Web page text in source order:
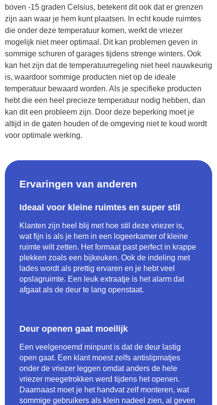
boven -15 graden Celsius, betekent dit ook dat er grenzen
zijn aan waar je hem kunt plaatsen. In echt koude ruimtes
die onder deze temperatuur komen, werkt de vriezer
mogelijk niet meer optimaal. Dit kan problemen geven in
sommige schuren of garages tijdens strenge winters. Ook
kan het zijn dat de temperatuurregeling niet heel nauwkeurig
is, waardoor sommige producten niet op de ideale
temperatuur bewaard worden. Als je specifieke producten
hebt die een heel precieze temperatuur nodig hebben, dan
kan dit een probleem zijn. Door deze beperking moet je
altijd in de gaten houden of de omgeving niet te koud wordt
voor optimale werking.
Ervaringen van anderen
Ideaal voor kleine ruimtes en super stil
Klanten zijn heel blij met hoe stil deze vriezer is,
wat fijn is als je hem in een logeerkamer of kleine
ruimte wilt zetten. Het formaat past perfect in krappe
plekken zoals een bijkeuken. Ook de indeling met
lades wordt als prettig ervaren en je hebt veel
opslagruimte. Een leuk extraatje is het alarm dat
afgaat als de deur te lang openstaat.
Deur openen gaat moeilijk
Een veelgenoemd minpunt is dat de deur lastig
open gaat. Een klant moest zelfs antislipmatjes
onder de vriezer leggen omdat anders de hele
vriezer meegetrokken werd tijdens het openen.
Daarnaast moet je het handvat zelf monteren, wat
sommige gebruikers als klein nadeel zien, al geven